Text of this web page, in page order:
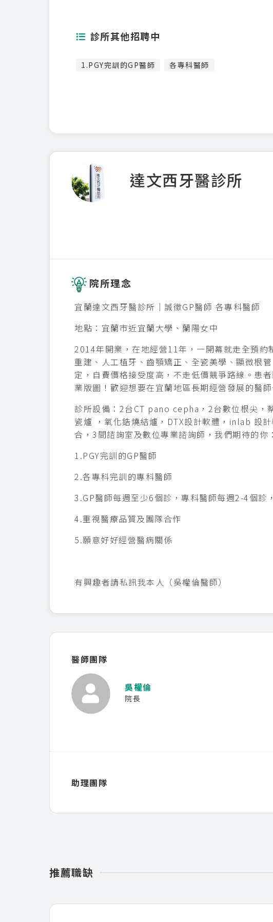
診所其他招聘中
1.PGY完訓的GP醫師 各專科醫師
達文西牙醫診所
院所理念
宜蘭達文西牙醫診所｜誠徵GP醫師 各專科醫師
地點：宜蘭市近宜蘭大學、蘭陽女中
2014年開業，在地經營11年，一開幕就走全預
重建、人工植牙、齒顎矯正、全瓷美學、顯微根
定，自費價格接受度高，不走低價競爭路線。患
業版圖！歡迎想要在宜蘭地區長期經營發展的醫
診所設備：2台CT pano cepha，2台數位根尖
瓷爐 ，氧化鋯燒結爐，DTX設計軟體，inlab 設
合，3間諮詢室及數位專業諮詢師，我們期待的你：
1.PGY完訓的GP醫師
2.各專科完訓的專科醫師
3.GP醫師每週至少6個診，專科醫師每週2-4個診
4.重視醫療品質及團隊合作
5.願意好好經營醫病關係
有興趣者請私訊我本人（吳權倫醫師）
醫師團隊
吳權倫
院長
助理團隊
推薦職缺